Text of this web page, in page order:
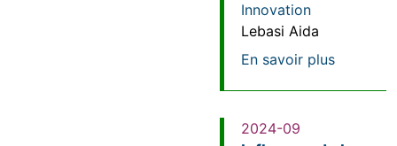
Innovation
Lebasi Aida
En savoir plussur
2024-09